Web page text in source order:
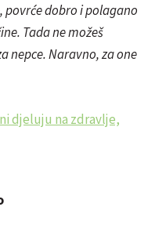
povrće dobro i polagano
Tada ne možeš
nepce. Naravno, za one
djeluju na zdravlje,